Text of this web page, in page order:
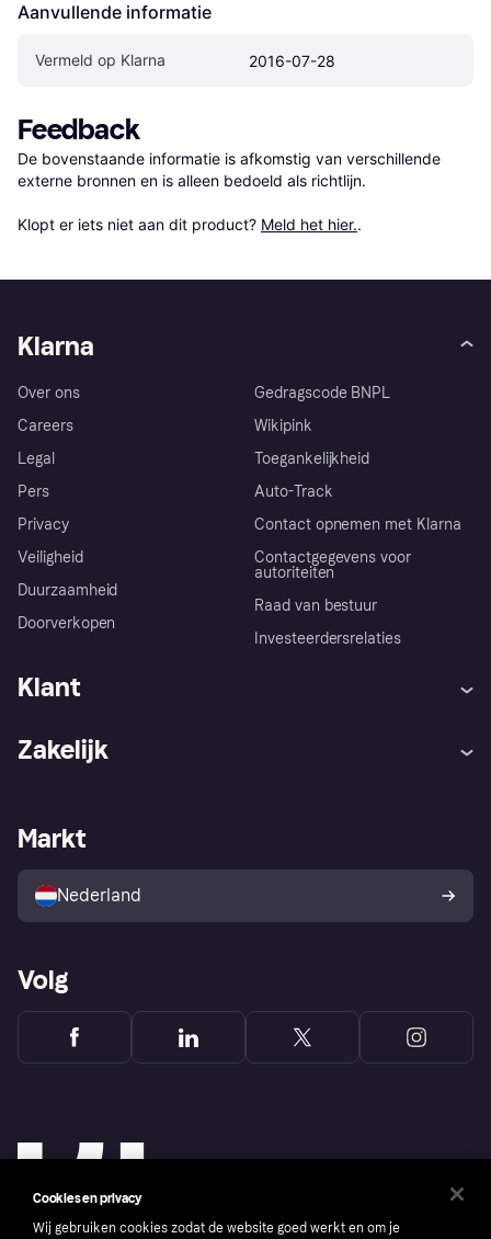
Aanvullende informatie
Vermeld op Klarna 2016-07-28
Feedback
De bovenstaande informatie is afkomstig van verschillende
externe bronnen en is alleen bedoeld als richtlijn.
Klopt er iets niet aan dit product? Meld het hier..
Klarna
Over ons
Careers
Legal
Pers
Privacy
Veiligheid
Duurzaamheid
Doorverkopen
Gedragscode BNPL
Wikipink
Toegankelijkheid
Auto-Track
Contact opnemen met Klarna
Contactgegevens voor
autoriteiten
Raad van bestuur
Investeerdersrelaties
Klant
Winkeloverzicht
Kopersbescherming voor
consumenten
Zakelijk
Zakelijke login
Markt
Nederland
Volg
Cookies en privacy
Wij gebruiken cookies zodat de website goed werkt en om je